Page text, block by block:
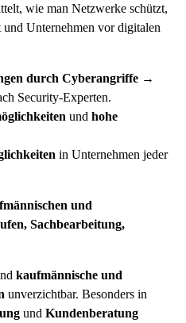
wie man Netzwerke schützt,
Unternehmen vor digitalen
durch Cyberangriffe →
Security-Experten.
undhohe
in Unternehmen jeder
und
Sachbearbeitung,
kaufmännische und
unverzichtbar. Besonders in
undKundenberatung